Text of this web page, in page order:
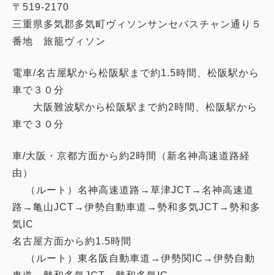
〒519-2170
三重県多気郡多気町ヴィソンサンセバスチャン通り５
番地 旅籠ヴィソン
電車/名古屋駅から松阪駅まで約1.5時間、松阪駅から
車で３０分
大阪難波駅から松阪駅まで約2時間、松阪駅から
車で３０分
車/大阪・京都方面から約2時間（新名神高速道路経
由）
（ルート）名神高速道路→草津JCT→名神高速道
路→亀山JCT→伊勢自動車道→勢和多気JCT→勢和多
気IC
名古屋方面から約1.5時間
（ルート）東名阪自動車道→伊勢関IC→伊勢自動